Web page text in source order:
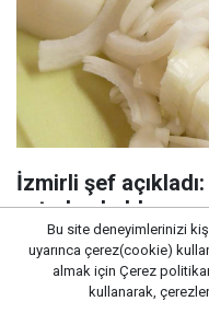
İzmirli şef
ortadan kaldıran
Bu site deneyimlerinizi
uyarınca çerez(cookie)
almak için Çerez
kullanarak,